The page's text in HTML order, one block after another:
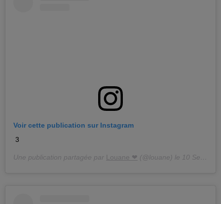
Voir cette publication sur Instagram
3
Une publication partagée par Louane ❤ (@louane) le 10 Sept. 2018 à 9 :29 PDT